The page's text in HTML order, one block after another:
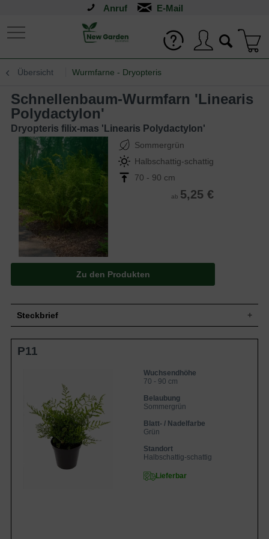
Anruf
Übersicht Wurmfarne - Dryopteris
Schnellenbaum-Wurmfarn 'Linearis
Polydactylon'
Dryopteris filix-mas 'Linearis Polydactylon'
Sommergrün
Halbschattig-schattig
70 - 90 cm
ab 5,25 €
Zu den Produkten
Steckbrief
Aufrecht bis locker aufrecht, auslandend
Sommergrün, grün, in Wedeln, zweifach
gefiedert, lanzettlich, troddelartige
Vergabelungen an Fiederenden
Frucht
Keine
Blüte
-
Blütezeit
-
Wurzeln
Flachwurzler, horstbildend
Frische bis feuchte, gut durchlässige und
P11
Wuchsendhöhe
70 - 90 cm
Belaubung
Sommergrün
Blatt- / Nadelfarbe
Grün
Standort
Halbschattig-schattig
Lieferbar